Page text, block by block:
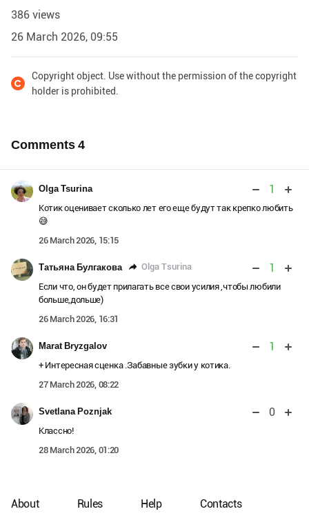
386 views
26 March 2026, 09:55
Copyright object. Use without the permission of the copyright
holder is prohibited.
Comments4
Olga Tsurina 1
Котик оценивает сколько лет его еще будут так крепко любить
😅
26 March 2026, 15:15
Татьяна Булгакова Olga Tsurina 1
Если что, он будет прилагать все свои усилия ,чтобы любили
больше,дольше)
26 March 2026, 16:31
Marat Bryzgalov 1
+ Интересная сценка .Забавные зубки у котика.
27 March 2026, 08:22
Svetlana Poznjak 0
Классно!
28 March 2026, 01:20
About Rules Help Contacts